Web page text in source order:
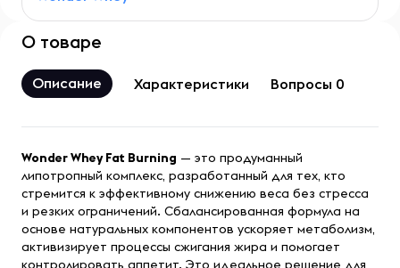
О товаре
Описание Характеристики Вопросы 0
Wonder Whey Fat Burning — это продуманный
липотропный комплекс, разработанный для тех, кто
стремится к эффективному снижению веса без стресса
и резких ограничений. Сбалансированная формула на
основе натуральных компонентов ускоряет метаболизм,
активизирует процессы сжигания жира и помогает
контролировать аппетит. Это идеальное решение для